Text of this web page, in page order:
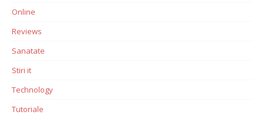
Online
Reviews
Sanatate
Stiri it
Technology
Tutoriale